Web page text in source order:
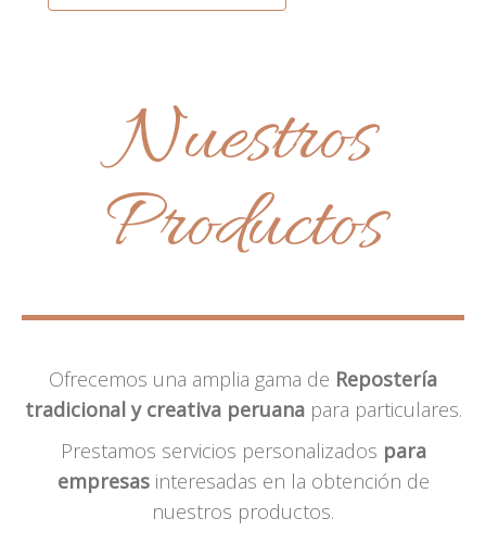
Nuestros
Productos
Ofrecemos una amplia gama de Repostería
tradicional y creativa peruanapara particulares.
Prestamos servicios personalizados para
empresasinteresadas en la obtención de
nuestros productos.